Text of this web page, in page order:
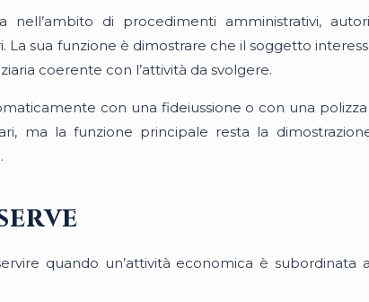
nell’ambito di procedimenti amministrativi,
La sua funzione è dimostrare che il soggetto
coerente con l’attività da svolgere.
con una fideiussione o con una
ma la funzione principale resta la
quando un’attività economica è